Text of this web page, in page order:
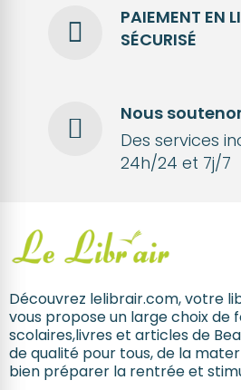
PAIEMENT EN
SÉCURISÉ
Nous
Des services
24h/24 et 7j/7
Découvrez lelibrair.com, votre
vous propose un large choix de
scolaires,livres et articles de
de qualité pour tous, de la
bien préparer la rentrée et